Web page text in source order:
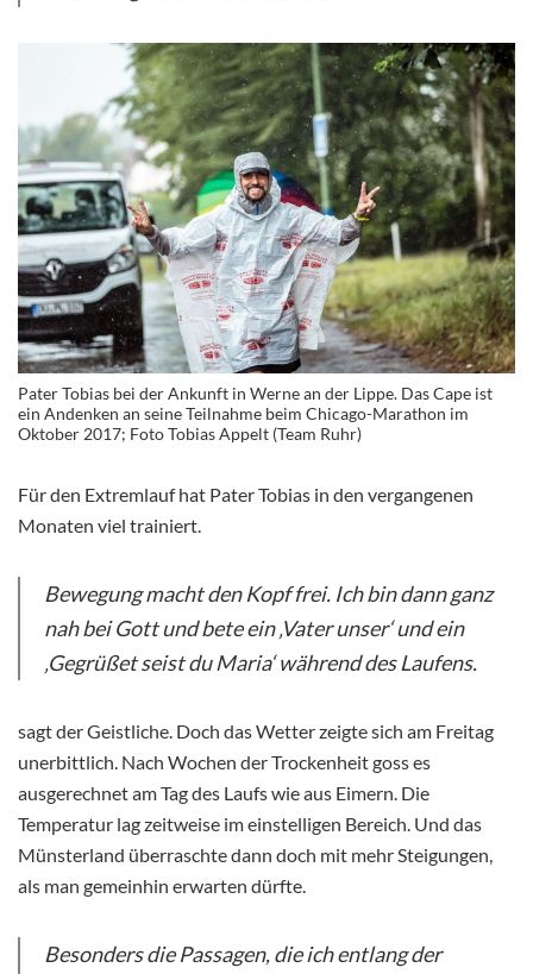
Pater Tobias bei der Ankunft in Werne an der Lippe. Das Cape ist
ein Andenken an seine Teilnahme beim Chicago-Marathon im
Oktober 2017; Foto Tobias Appelt (Team Ruhr)
Für den Extremlauf hat Pater Tobias in den vergangenen
Monaten viel trainiert.
Bewegung macht den Kopf frei. Ich bin dann ganz
nah bei Gott und bete ein ‚Vater unser‘ und ein
‚Gegrüßet seist du Maria‘ während des Laufens.
sagt der Geistliche. Doch das Wetter zeigte sich am Freitag
unerbittlich. Nach Wochen der Trockenheit goss es
ausgerechnet am Tag des Laufs wie aus Eimern. Die
Temperatur lag zeitweise im einstelligen Bereich. Und das
Münsterland überraschte dann doch mit mehr Steigungen,
als man gemeinhin erwarten dürfte.
Besonders die Passagen, die ich entlang der